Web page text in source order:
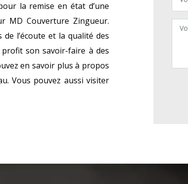
la remise en état d’une
MD Couverture Zingueur.
l’écoute et la qualité des
son savoir-faire à des
en savoir plus à propos
Vous pouvez aussi visiter